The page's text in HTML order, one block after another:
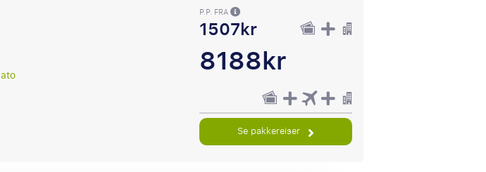
P.P. FRA
1507kr
8188kr
Se pakkereiser